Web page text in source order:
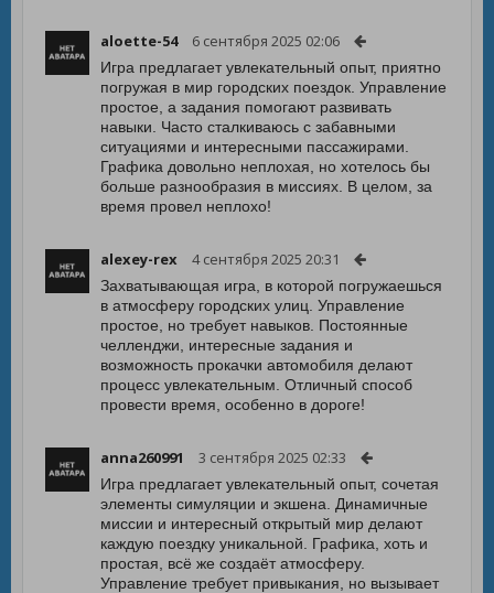
aloette-54 6 сентября 2025 02:06
Игра предлагает увлекательный опыт, приятно
погружая в мир городских поездок. Управление
простое, а задания помогают развивать
навыки. Часто сталкиваюсь с забавными
ситуациями и интересными пассажирами.
Графика довольно неплохая, но хотелось бы
больше разнообразия в миссиях. В целом, за
время провел неплохо!
alexey-rex 4 сентября 2025 20:31
Захватывающая игра, в которой погружаешься
в атмосферу городских улиц. Управление
простое, но требует навыков. Постоянные
челленджи, интересные задания и
возможность прокачки автомобиля делают
процесс увлекательным. Отличный способ
провести время, особенно в дороге!
anna260991 3 сентября 2025 02:33
Игра предлагает увлекательный опыт, сочетая
элементы симуляции и экшена. Динамичные
миссии и интересный открытый мир делают
каждую поездку уникальной. Графика, хоть и
простая, всё же создаёт атмосферу.
Управление требует привыкания, но вызывает